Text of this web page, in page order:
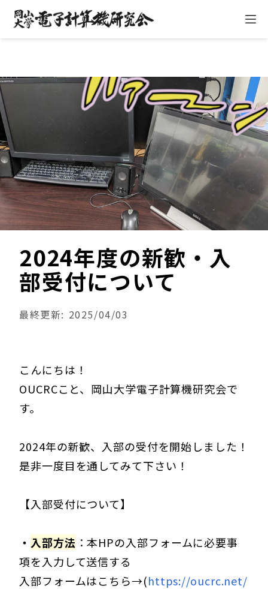
ハ
2024年度の新歓・入
部受付について
最終更新: 2025/04/03
こんにちは！
OUCRCこと、岡山大学電子計算機研究会で
す。
2024年の新歓、入部の受付を開始しました！
是非一度目を通してみて下さい！
【入部受付について】
・ 入部方法 ：本HPの入部フォームに必要事
項を入力して送信する
入部フォームはこちら→(https://oucrc.net/